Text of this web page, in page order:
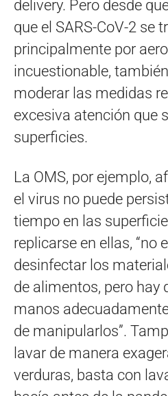
delivery. Pero desde
que el SARS-CoV-2 se
principalmente por
incuestionable,
moderar las medidas
excesiva atención que
superficies.
La OMS, por ejemplo,
el virus no puede
tiempo en las
replicarse en ellas, “no
desinfectar los
de alimentos, pero hay
manos
de manipularlos”.
lavar de manera
verduras, basta con